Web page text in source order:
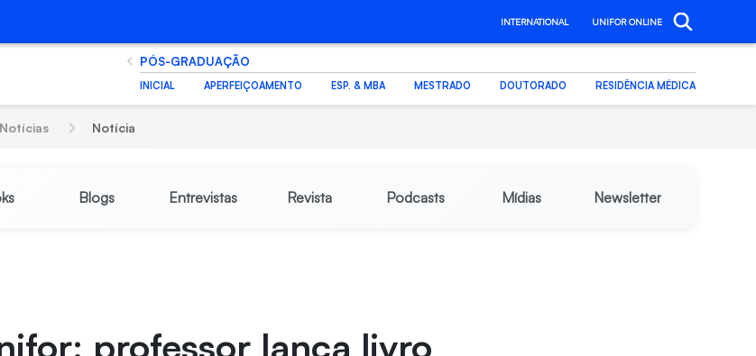
INTERNATIONAL UNIFOR ONLINE
PÓS-GRADUAÇÃO
INICIAL APERFEIÇOAMENTO ESP. & MBA MESTRADO DOUTORADO RESIDÊNCIA MÉDICA
Notícias Notícia
Blogs Entrevistas Revista Podcasts Mídias Newsletter
professor lança livro